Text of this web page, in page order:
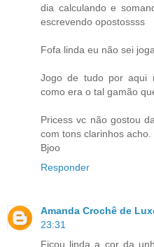
dia calculando e
escrevendo opostossss
Fofa linda eu não sei
Jogo de tudo por aqui
como era o tal gamão
Pricess vc não gostou
com tons clarinhos acho.
Bjoo
Responder
Amanda Crochê de
23:31
Ficou linda a cor da